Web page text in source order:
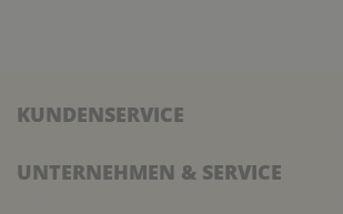
KUNDENSERVICE
UNTERNEHMEN & SERVICE